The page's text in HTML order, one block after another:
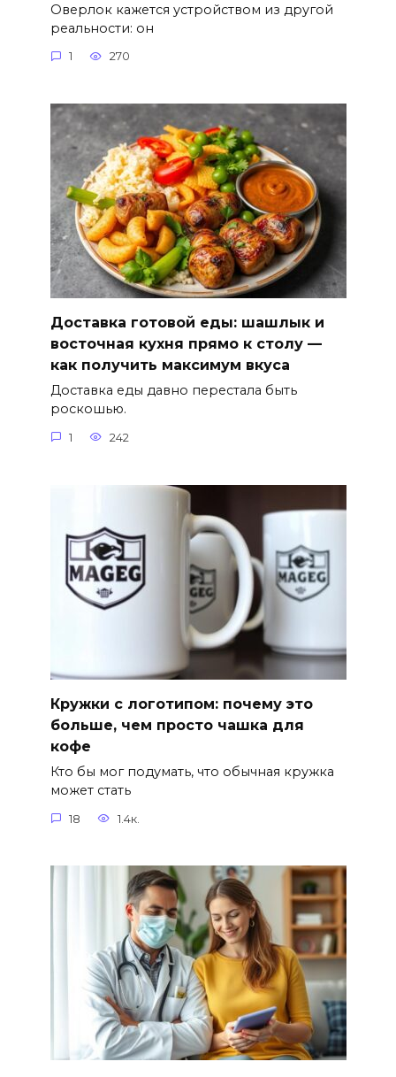
Оверлок кажется устройством из другой
реальности: он
1 270
Доставка готовой еды: шашлык и
восточная кухня прямо к столу —
как получить максимум вкуса
Доставка еды давно перестала быть
роскошью.
1 242
Кружки с логотипом: почему это
больше, чем просто чашка для
кофе
Кто бы мог подумать, что обычная кружка
может стать
18 1.4к.